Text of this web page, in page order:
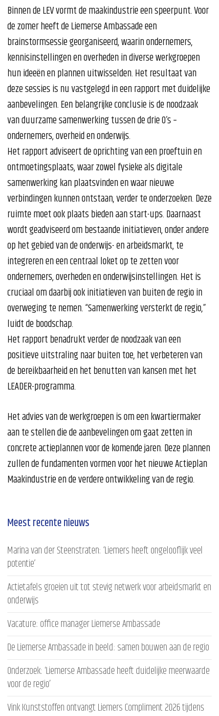
Binnen de LEV vormt de maakindustrie een speerpunt. Voor
de zomer heeft de Liemerse Ambassade een
brainstormsessie georganiseerd, waarin ondernemers,
kennisinstellingen en overheden in diverse werkgroepen
hun ideeën en plannen uitwisselden. Het resultaat van
deze sessies is nu vastgelegd in een rapport met duidelijke
aanbevelingen. Een belangrijke conclusie is de noodzaak
van duurzame samenwerking tussen de drie O’s –
ondernemers, overheid en onderwijs.
Het rapport adviseert de oprichting van een proeftuin en
ontmoetingsplaats, waar zowel fysieke als digitale
samenwerking kan plaatsvinden en waar nieuwe
verbindingen kunnen ontstaan, verder te onderzoeken. Deze
ruimte moet ook plaats bieden aan start-ups. Daarnaast
wordt geadviseerd om bestaande initiatieven, onder andere
op het gebied van de onderwijs- en arbeidsmarkt, te
integreren en een centraal loket op te zetten voor
ondernemers, overheden en onderwijsinstellingen. Het is
cruciaal om daarbij ook initiatieven van buiten de regio in
overweging te nemen. “Samenwerking versterkt de regio,”
luidt de boodschap.
Het rapport benadrukt verder de noodzaak van een
positieve uitstraling naar buiten toe, het verbeteren van
de bereikbaarheid en het benutten van kansen met het
LEADER-programma.
Het advies van de werkgroepen is om een kwartiermaker
aan te stellen die de aanbevelingen om gaat zetten in
concrete actieplannen voor de komende jaren. Deze plannen
zullen de fundamenten vormen voor het nieuwe Actieplan
Maakindustrie en de verdere ontwikkeling van de regio.
Meest recente nieuws
Marina van der Steenstraten: ‘Liemers heeft ongelooflijk veel
potentie’
Actietafels groeien uit tot stevig netwerk voor arbeidsmarkt en
onderwijs
Vacature: office manager Liemerse Ambassade
De Liemerse Ambassade in beeld: samen bouwen aan de regio
Onderzoek: ‘Liemerse Ambassade heeft duidelijke meerwaarde
voor de regio’
Vink Kunststoffen ontvangt Liemers Compliment 2026 tijdens